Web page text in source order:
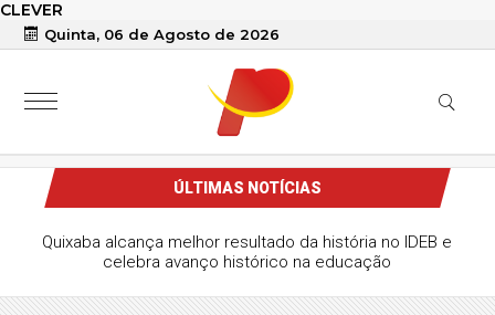
CLEVER
Quinta, 06 de Agosto de 2026
ÚLTIMAS NOTÍCIAS
Quixaba alcança melhor resultado da história no IDEB e
celebra avanço histórico na educação